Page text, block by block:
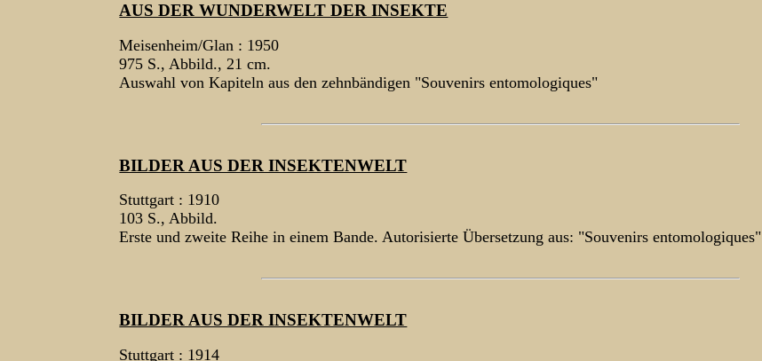
AUS DER WUNDERWELT DER INSEKTE
Meisenheim/Glan : 1950
975 S., Abbild., 21 cm.
Auswahl von Kapiteln aus den zehnbändigen "Souvenirs entomologiques"
BILDER AUS DER INSEKTENWELT
Stuttgart : 1910
103 S., Abbild.
Erste und zweite Reihe in einem Bande. Autorisierte Übersetzung aus: "Souvenirs entomologiques"
BILDER AUS DER INSEKTENWELT
Stuttgart : 1914